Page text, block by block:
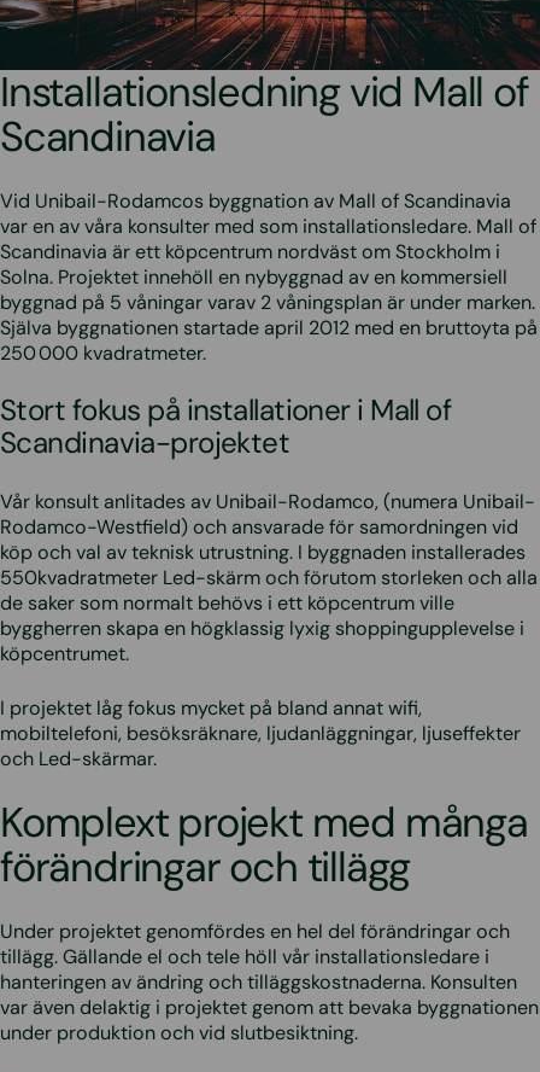
Installationsledning vid Mall of
Scandinavia
Vid Unibail-Rodamcos byggnation av Mall of Scandinavia
var en av våra konsulter med som installationsledare. Mall of
Scandinavia är ett köpcentrum nordväst om Stockholm i
Solna. Projektet innehöll en nybyggnad av en kommersiell
byggnad på 5 våningar varav 2 våningsplan är under marken.
Själva byggnationen startade april 2012 med en bruttoyta på
250 000 kvadratmeter.
Stort fokus på installationer i Mall of
Scandinavia-projektet
Vår konsult anlitades av Unibail-Rodamco, (numera Unibail-
Rodamco-Westfield) och ansvarade för samordningen vid
köp och val av teknisk utrustning. I byggnaden installerades
550kvadratmeter Led-skärm och förutom storleken och alla
de saker som normalt behövs i ett köpcentrum ville
byggherren skapa en högklassig lyxig shoppingupplevelse i
köpcentrumet.
I projektet låg fokus mycket på bland annat wifi,
mobiltelefoni, besöksräknare, ljudanläggningar, ljuseffekter
och Led-skärmar.
Komplext projekt med många
förändringar och tillägg
Under projektet genomfördes en hel del förändringar och
tillägg. Gällande el och tele höll vår installationsledare i
hanteringen av ändring och tilläggskostnaderna. Konsulten
var även delaktig i projektet genom att bevaka byggnationen
under produktion och vid slutbesiktning.